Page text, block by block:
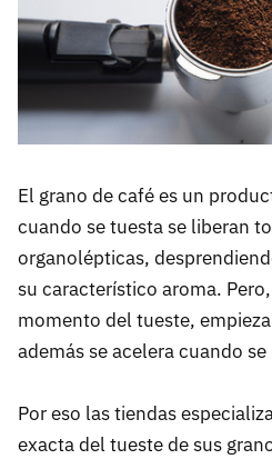
El grano de café es un
cuando se tuesta se liberan
organolépticas,
su característico aroma.
momento del tueste,
además se acelera cuando
Por eso las tiendas
exacta del tueste de sus